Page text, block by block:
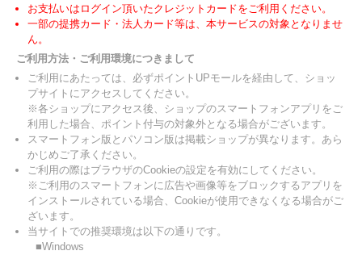
お支払いはログイン頂いたクレジットカードをご利用ください。
一部の提携カード・法人カード等は、本サービスの対象となりませ
ん。
ご利用方法・ご利用環境につきまして
ご利用にあたっては、必ずポイントUPモールを経由して、ショッ
プサイトにアクセスしてください。
※各ショップにアクセス後、ショップのスマートフォンアプリをご
利用した場合、ポイント付与の対象外となる場合がございます。
スマートフォン版とパソコン版は掲載ショップが異なります。あら
かじめご了承ください。
ご利用の際はブラウザのCookieの設定を有効にしてください。
※ご利用のスマートフォンに広告や画像等をブロックするアプリを
インストールされている場合、Cookieが使用できなくなる場合がご
ざいます。
当サイトでの推奨環境は以下の通りです。
■Windows